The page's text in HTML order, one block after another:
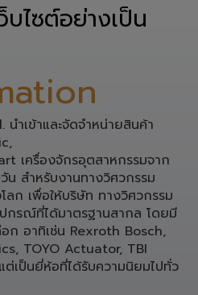
ไซต์อย่างเป็น
ำเข้าและจัดจำหน่ายสินค้า
เครื่องจักรอุตสาหกรรมจาก
น สำหรับงานทางวิศวกรรม
ลก เพื่อให้บริษัท ทางวิศวกรรม
กรณ์ที่ได้มาตรฐานสากล โดยมี
ก อาทิเช่น Rexroth Bosch,
TOYO Actuator, TBI
เป็นยี่ห้อที่ได้รับความนิยมไปทั่ว